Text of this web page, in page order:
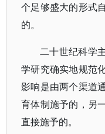
个足够盛大的形式
的。
二十世纪科学
学研究确实地规范
影响是由两个渠道
育体制施予的，另
直接施予的。